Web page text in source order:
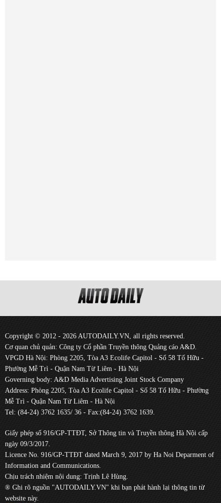
Copyright © 2012 - 2026 AUTODAILY.VN, all rights reserved.
Cơ quan chủ quản: Công ty Cổ phần Truyền thông Quảng cáo A&D.
VPGD Hà Nội: Phòng 2205, Tòa A3 Ecolife Capitol - Số 58 Tố Hữu -
Phường Mễ Trì - Quận Nam Từ Liêm - Hà Nội
Governing body: A&D Media Advertising Joint Stock Company
Address: Phòng 2205, Tòa A3 Ecolife Capitol - Số 58 Tố Hữu - Phường
Mễ Trì - Quận Nam Từ Liêm - Hà Nội
Tel: (84-24) 3762 1635/ 36 - Fax:(84-24) 3762 1639.
Giấy phép số 916/GP-TTĐT, Sở Thông tin và Truyền thông Hà Nội cấp
ngày 09/3/2017.
Licence No. 916/GP-TTĐT dated March 9, 2017 by Ha Noi Deparment of
Information and Communications.
Chịu trách nhiệm nội dung: Trịnh Lê Hùng.
® Ghi rõ nguồn "AUTODAILY.VN" khi bạn phát hành lại thông tin từ
website này.